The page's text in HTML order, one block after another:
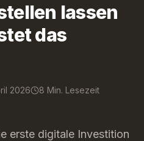
lassen
das
2026 8 Min. Lesezeit
erste digitale Investition